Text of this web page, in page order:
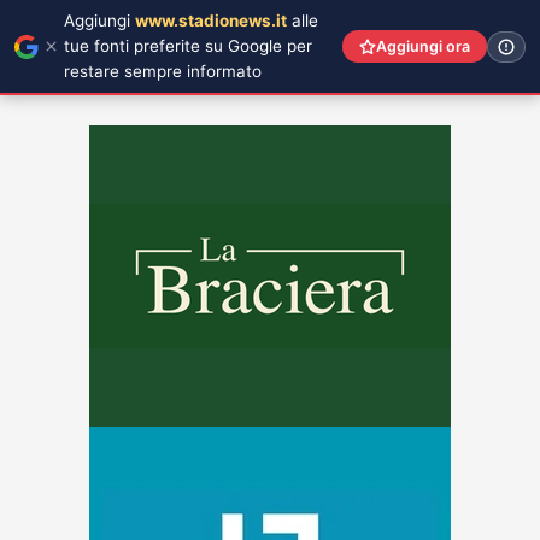
Aggiungi www.stadionews.it alle
tue fonti preferite su Google per
restare sempre informato
Aggiungi ora